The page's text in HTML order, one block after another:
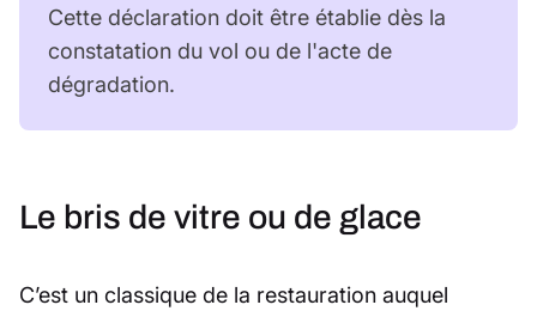
Cette déclaration doit être établie dès la
constatation du vol ou de l'acte de
dégradation.
Le bris de vitre ou de glace
C’est un classique de la restauration auquel